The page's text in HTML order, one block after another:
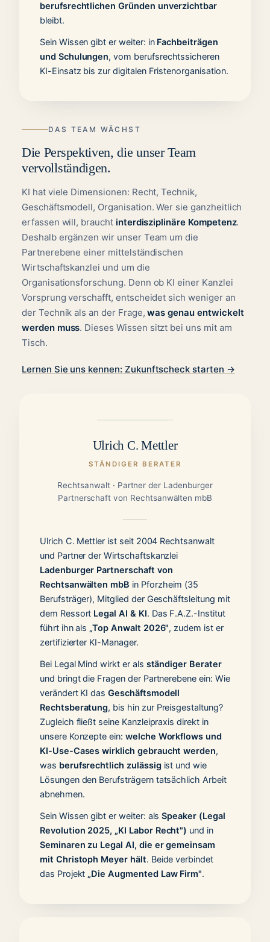
berufsrechtlichen Gründen unverzichtbar
bleibt.
Sein Wissen gibt er weiter: in Fachbeiträgen
und Schulungen, vom berufsrechtssicheren
KI-Einsatz bis zur digitalen Fristenorganisation.
DAS TEAM WÄCHST
Die Perspektiven, die unser Team
vervollständigen.
KI hat viele Dimensionen: Recht, Technik,
Geschäftsmodell, Organisation. Wer sie ganzheitlich
erfassen will, braucht interdisziplinäre Kompetenz.
Deshalb ergänzen wir unser Team um die
Partnerebene einer mittelständischen
Wirtschaftskanzlei und um die
Organisationsforschung. Denn ob KI einer Kanzlei
Vorsprung verschafft, entscheidet sich weniger an
der Technik als an der Frage,was genau entwickelt
werden muss. Dieses Wissen sitzt bei uns mit am
Tisch.
Lernen Sie uns kennen: Zukunftscheck starten →
Ulrich C. Mettler
STÄNDIGER BERATER
Rechtsanwalt · Partner der Ladenburger
Partnerschaft von Rechtsanwälten mbB
Ulrich C. Mettler ist seit 2004 Rechtsanwalt
und Partner der Wirtschaftskanzlei
Ladenburger Partnerschaft von
Rechtsanwälten mbB in Pforzheim (35
Berufsträger), Mitglied der Geschäftsleitung mit
dem Ressort Legal AI & KI. Das F.A.Z.-Institut
führt ihn als „Top Anwalt 2026", zudem ist er
zertifizierter KI-Manager.
Bei Legal Mind wirkt er als ständiger Berater
und bringt die Fragen der Partnerebene ein: Wie
verändert KI dasGeschäftsmodell
Rechtsberatung, bis hin zur Preisgestaltung?
Zugleich fließt seine Kanzleipraxis direkt in
unsere Konzepte ein: welche Workflows und
KI-Use-Cases wirklich gebraucht werden,
was berufsrechtlich zulässig ist und wie
Lösungen den Berufsträgern tatsächlich Arbeit
abnehmen.
Sein Wissen gibt er weiter: alsSpeaker (Legal
Revolution 2025, „KI Labor Recht") und in
Seminaren zu Legal AI, die er gemeinsam
mit Christoph Meyer hält. Beide verbindet
das Projekt „Die Augmented Law Firm".